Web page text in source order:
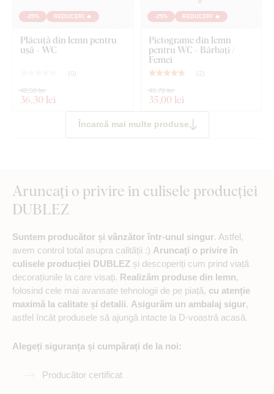
-25% REDUCERI 🔥
Plăcuță din lemn pentru
ușă - WC
( 0)
36,30 lei
48,50 lei
-25% REDUCERI 🔥
Pictograme din lemn
pentru WC - Bărbați /
Femei
( 2)
35,00 lei
46,70 lei
Încarcă mai multe produse
Aruncați o privire în culisele producției
DUBLEZ
Suntem producător și vânzător într-unul singur. Astfel,
avem control total asupra calității :) Aruncați o privire în
culisele producției DUBLEZ și descoperiți cum prind viață
decorațiunile la care visați. Realizăm produse din lemn,
folosind cele mai avansate tehnologii de pe piață, cu atenție
maximă la calitate și detalii. Asigurăm un ambalaj sigur,
astfel încât produsele să ajungă intacte la D-voastră acasă.
Alegeți siguranța și cumpărați de la noi:
Producător certificat